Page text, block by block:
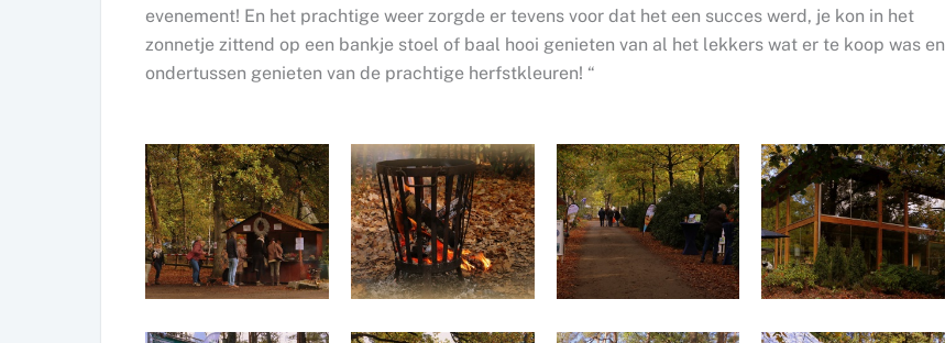
evenement! En het prachtige weer zorgde er tevens voor dat het een succes werd, je kon in het
zonnetje zittend op een bankje stoel of baal hooi genieten van al het lekkers wat er te koop was en
ondertussen genieten van de prachtige herfstkleuren! “